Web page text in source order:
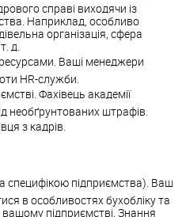
справі виходячи із
Наприклад, особливо
організація, сфера
д.
Ваші менеджери
HR-служби.
Фахівець академії
необґрунтованих штрафів.
з кадрів.
специфікою підприємства). Ваш
в особливостях бухобліку та
підприємстві. Знання